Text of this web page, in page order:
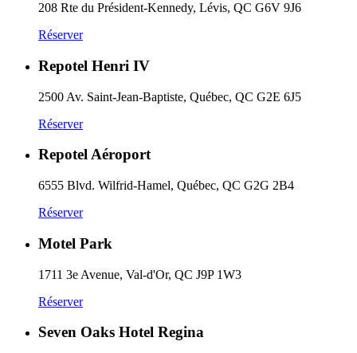
208 Rte du Président-Kennedy, Lévis, QC G6V 9J6
Réserver
Repotel Henri IV
2500 Av. Saint-Jean-Baptiste, Québec, QC G2E 6J5
Réserver
Repotel Aéroport
6555 Blvd. Wilfrid-Hamel, Québec, QC G2G 2B4
Réserver
Motel Park
1711 3e Avenue, Val-d'Or, QC J9P 1W3
Réserver
Seven Oaks Hotel Regina